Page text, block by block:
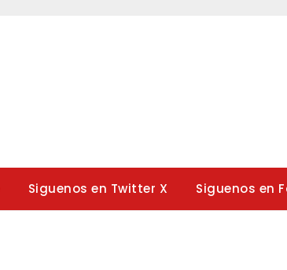
Siguenos en Twitter X Siguenos en